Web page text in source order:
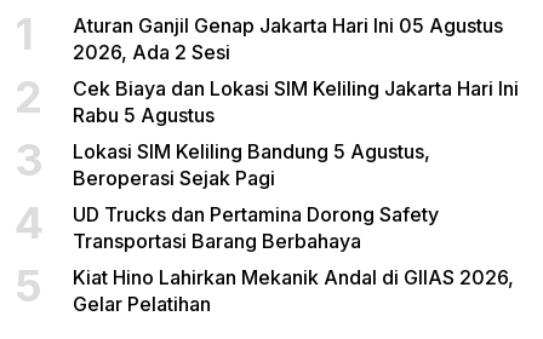
1
Aturan Ganjil Genap Jakarta Hari Ini 05 Agustus
2026, Ada 2 Sesi
2
Cek Biaya dan Lokasi SIM Keliling Jakarta Hari Ini
Rabu 5 Agustus
3
Lokasi SIM Keliling Bandung 5 Agustus,
Beroperasi Sejak Pagi
4
UD Trucks dan Pertamina Dorong Safety
Transportasi Barang Berbahaya
5
Kiat Hino Lahirkan Mekanik Andal di GIIAS 2026,
Gelar Pelatihan